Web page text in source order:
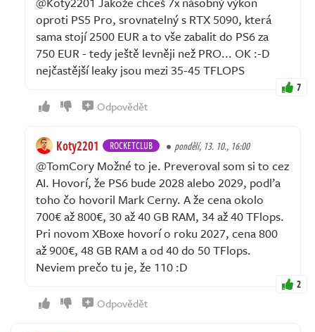
oproti PS5 Pro, srovnatelný s RTX 5090, která
sama stojí 2500 EUR a to vše zabalit do PS6 za
750 EUR - tedy ještě levněji než PRO... OK :-D
nejčastější leaky jsou mezi 35-45 TFLOPS
7
Odpovědět
Koty2201 ROCKETCLUB pondělí, 13. 10., 16:00
@TomCory Možné to je. Preveroval som si to cez
AI. Hovorí, že PS6 bude 2028 alebo 2029, podľa
toho čo hovoril Mark Cerny. A že cena okolo
700€ až 800€, 30 až 40 GB RAM, 34 až 40 TFlops.
Pri novom XBoxe hovorí o roku 2027, cena 800
až 900€, 48 GB RAM a od 40 do 50 TFlops.
Neviem prečo tu je, že 110 :D
2
Odpovědět